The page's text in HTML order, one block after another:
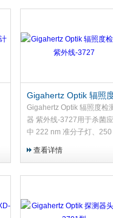
Gigahertz Optik 辐照
检测器 紫外线-3727
Gigahertz Optik 辐照度检
器 紫外线-3727用于杀菌
中 222 nm 准分子灯、250
254 nm 低压汞灯的检测器
查看详情